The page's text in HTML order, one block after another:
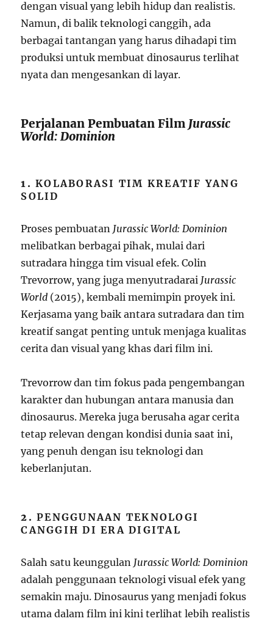
dengan visual yang lebih hidup dan realistis.
Namun, di balik teknologi canggih, ada
berbagai tantangan yang harus dihadapi tim
produksi untuk membuat dinosaurus terlihat
nyata dan mengesankan di layar.
Perjalanan Pembuatan Film Jurassic
World: Dominion
1.KOLABORASI TIM KREATIF YANG
SOLID
Proses pembuatan Jurassic World: Dominion
melibatkan berbagai pihak, mulai dari
sutradara hingga tim visual efek. Colin
Trevorrow, yang juga menyutradarai Jurassic
World (2015), kembali memimpin proyek ini.
Kerjasama yang baik antara sutradara dan tim
kreatif sangat penting untuk menjaga kualitas
cerita dan visual yang khas dari film ini.
Trevorrow dan tim fokus pada pengembangan
karakter dan hubungan antara manusia dan
dinosaurus. Mereka juga berusaha agar cerita
tetap relevan dengan kondisi dunia saat ini,
yang penuh dengan isu teknologi dan
keberlanjutan.
2.PENGGUNAAN TEKNOLOGI
CANGGIH DI ERA DIGITAL
Salah satu keunggulan Jurassic World: Dominion
adalah penggunaan teknologi visual efek yang
semakin maju. Dinosaurus yang menjadi fokus
utama dalam film ini kini terlihat lebih realistis